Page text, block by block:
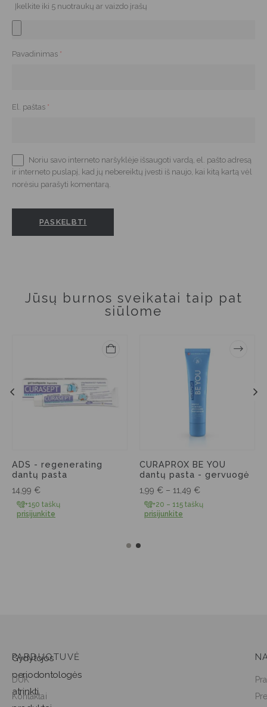
Įkelkite iki 5 nuotraukų ar vaizdo įrašų
Pavadinimas *
El. paštas *
Noriu savo interneto naršyklėje išsaugoti vardą, el. pašto adresą
ir interneto puslapį, kad jų nebereiktų įvesti iš naujo, kai kitą kartą vėl
norėsiu parašyti komentarą.
Jūsų burnos sveikatai taip pat
siūlome
ADS - regenerating
dantų pasta
14,99 €
+150 taškų
prisijunkite
CURAPROX BE YOU
dantų pasta - gervuogė
1,99 € – 11,49 €
+20 – 115 taškų
prisijunkite
Gydytojos
periodontologės
atrinkti
PARDUOTUVĖ
DUK
Kontaktai